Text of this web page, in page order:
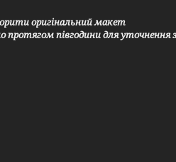
оригінальний макет
півгодини для уточнення